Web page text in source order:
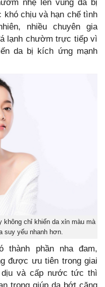
nhẹ lên vùng da bị
khó chịu và hạn chế tình
nhiều chuyên gia
lạnh chườm trực tiếp vì
da bị kích ứng mạnh
không chỉ khiến da xỉn màu mà
suy yếu nhanh hơn.
thành phần nha đam,
được ưu tiên trong giai
dịu và cấp nước tức thì
trọng giúp da bớt căng